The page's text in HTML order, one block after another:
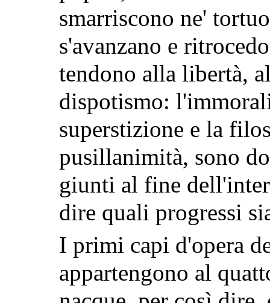
smarriscono ne'
s'avanzano e
tendono alla libertà,
dispotismo:
superstizione e la
pusillanimità, sono
giunti al fine
dire quali progressi
I primi capi d'opera
appartengono al